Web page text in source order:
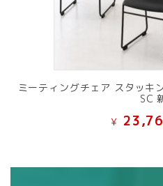
ミーティングチェア スタッ
SC
¥